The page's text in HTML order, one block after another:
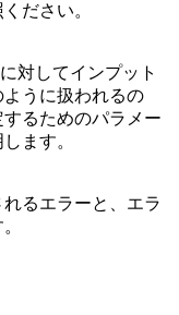
ださい。
対してインプット
うに扱われるの
るためのパラメー
ます。
るエラーと、エラ